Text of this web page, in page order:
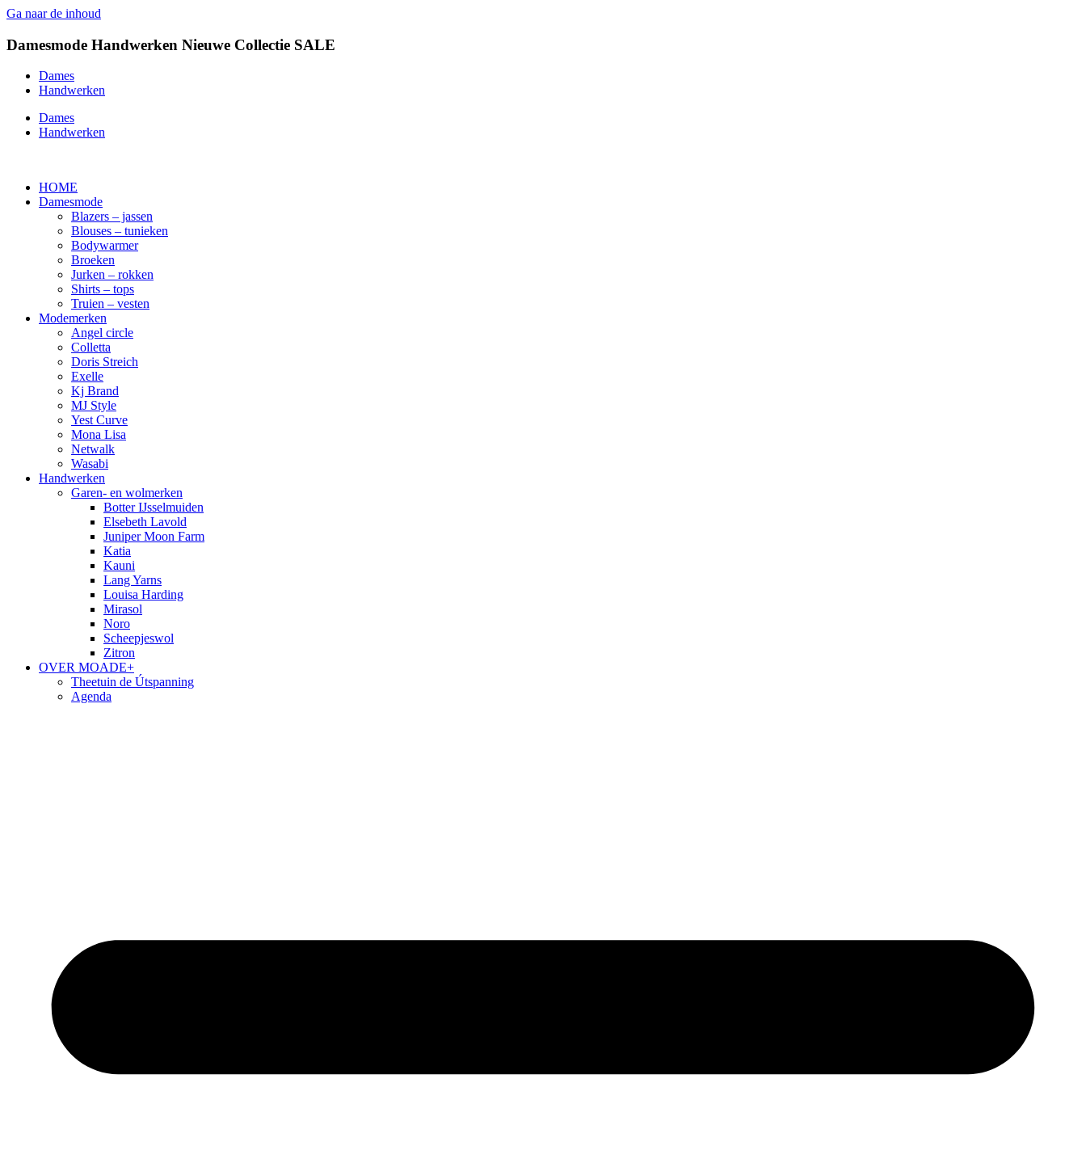
Ga naar de inhoud
Damesmode Handwerken Nieuwe Collectie SALE
Dames
Handwerken
Dames
Handwerken
HOME
Damesmode
Blazers – jassen
Blouses – tunieken
Bodywarmer
Broeken
Jurken – rokken
Shirts – tops
Truien – vesten
Modemerken
Angel circle
Colletta
Doris Streich
Exelle
Kj Brand
MJ Style
Yest Curve
Mona Lisa
Netwalk
Wasabi
Handwerken
Garen- en wolmerken
Botter IJsselmuiden
Elsebeth Lavold
Juniper Moon Farm
Katia
Kauni
Lang Yarns
Louisa Harding
Mirasol
Noro
Scheepjeswol
Zitron
OVER MOADE+
Theetuin de Útspanning
Agenda